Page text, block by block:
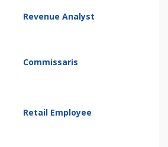
Revenue Analyst
Commissaris
Retail Employee